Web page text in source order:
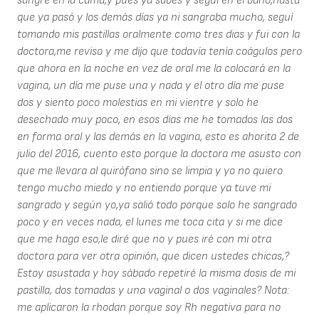
que ya pasó y los demás días ya ni sangraba mucho, seguí
tomando mis pastillas oralmente como tres dias y fui con la
doctora,me reviso y me dijo que todavía tenía coágulos pero
que ahora en la noche en vez de oral me la colocará en la
vagina, un día me puse una y nada y el otro día me puse
dos y siento poco molestias en mi vientre y solo he
desechado muy poco, en esos días me he tomados las dos
en forma oral y las demás en la vagina, esto es ahorita 2 de
julio del 2016, cuento esto porque la doctora me asusto con
que me llevara al quirófano sino se limpia y yo no quiero
tengo mucho miedo y no entiendo porque ya tuve mi
sangrado y según yo,ya salió todo porque solo he sangrado
poco y en veces nada, el lunes me toca cita y si me dice
que me haga eso,le diré que no y pues iré con mi otra
doctora para ver otra opinión, que dicen ustedes chicas,?
Estoy asustada y hoy sábado repetiré la misma dosis de mi
pastilla, dos tomadas y una vaginal o dos vaginales? Nota:
me aplicaron la rhodan porque soy Rh negativa para no